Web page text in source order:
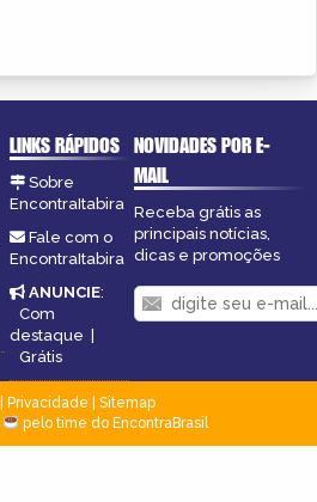
LINKS RÁPIDOS
Sobre
EncontraItabira
Fale com o
EncontraItabira
ANUNCIE:
Com
destaque |
Grátis
NOVIDADES POR E-
MAIL
Receba grátis as
principais notícias,
dicas e promoções
Privacidade
Sitemap
pelo time do EncontraBrasil